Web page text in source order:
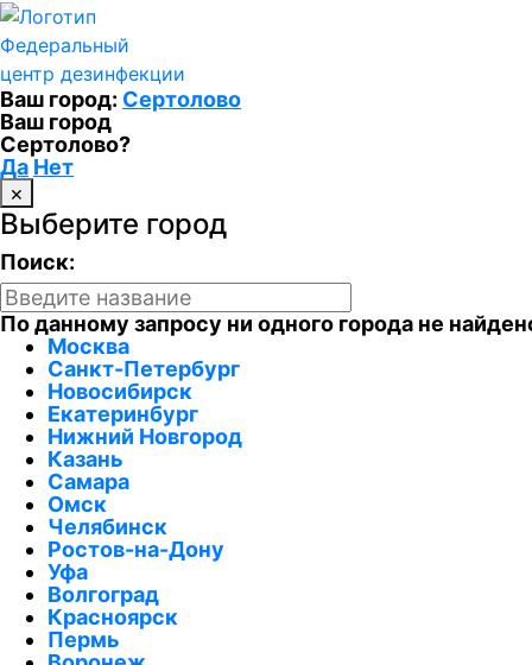
Федеральный
центр дезинфекции
Ваш город: Сертолово
Ваш город
Сертолово?
Да Нет
×
Выберите город
Поиск:
По данному запросу ни одного города не
Москва
Санкт-Петербург
Новосибирск
Екатеринбург
Нижний Новгород
Казань
Самара
Омск
Челябинск
Ростов-на-Дону
Уфа
Волгоград
Красноярск
Пермь